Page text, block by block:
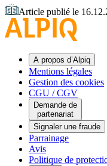
Article publié le
A propos d’Alpiq
Mentions légales
Gestion des cookies
CGU / CGV
Demande de
partenariat
Signaler une fraude
Parrainage
Avis
Politique de